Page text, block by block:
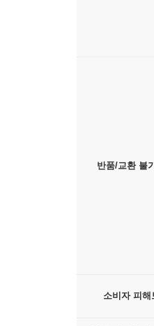
반품/교환 불
소비자 피해